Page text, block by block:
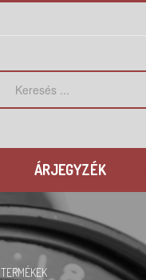
ÁRJEGYZÉK
TERMÉKEK